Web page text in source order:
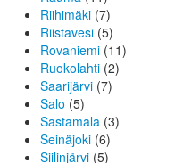
Riihimäki (7)
Riistavesi (5)
Rovaniemi (11)
Ruokolahti (2)
Saarijärvi (7)
Salo (5)
Sastamala (3)
Seinäjoki (6)
Siilinjärvi (5)